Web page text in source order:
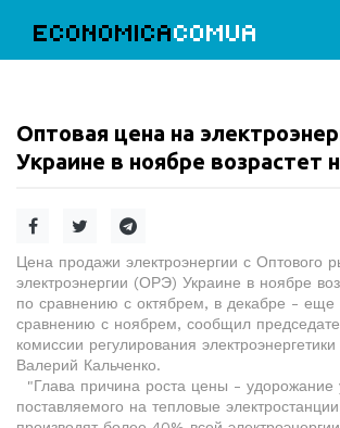
ECONOMICACOMUA
Оптовая цена на
Украине в ноябре возрастет
Цена продажи электроэнергии с Оптового
электроэнергии (ОРЭ) Украине в ноябре
по сравнению с октябрем, в декабре -
сравнению с ноябрем, сообщил
комиссии регулирования
Валерий Кальченко.
"Глава причина роста цены - удорожание
поставляемого на тепловые